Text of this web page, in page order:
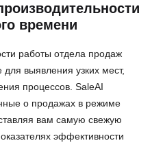
времени
работы отдела продаж
выявления узких мест,
процессов. SaleAI
о продажах в режиме
вам самую свежую
эффективности